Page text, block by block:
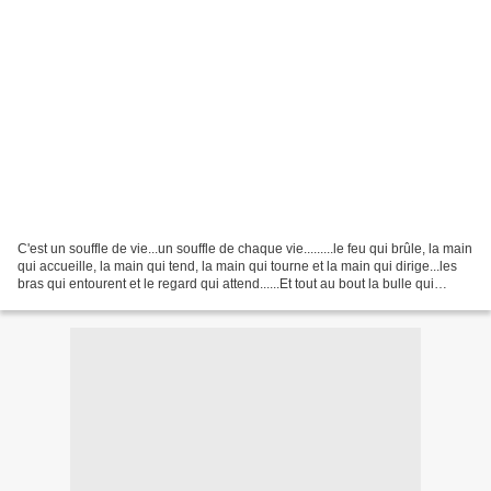
C'est un souffle de vie...un souffle de chaque vie.........le feu qui brûle, la main
qui accueille, la main qui tend, la main qui tourne et la main qui dirige...les
bras qui entourent et le regard qui attend......Et tout au bout la bulle qui